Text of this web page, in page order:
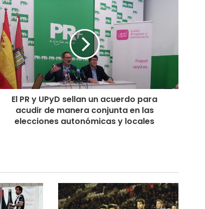
El PR y UPyD sellan un acuerdo para
acudir de manera conjunta en las
elecciones autonómicas y locales